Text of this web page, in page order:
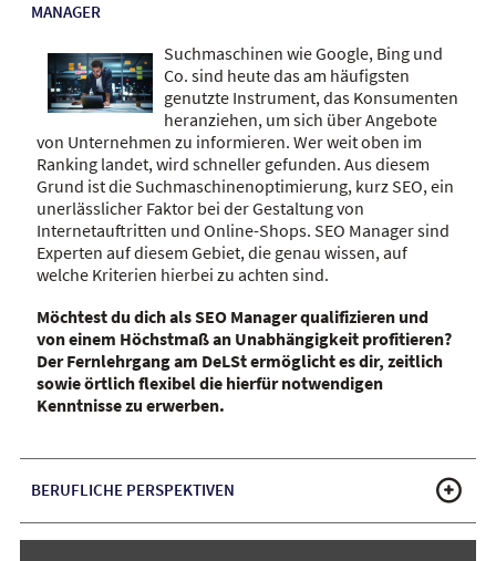
MANAGER
Suchmaschinen wie Google, Bing und
Co. sind heute das am häufigsten
genutzte Instrument, das Konsumenten
heranziehen, um sich über Angebote
von Unternehmen zu informieren. Wer weit oben im
Ranking landet, wird schneller gefunden. Aus diesem
Grund ist die Suchmaschinenoptimierung, kurz SEO, ein
unerlässlicher Faktor bei der Gestaltung von
Internetauftritten und Online-Shops. SEO Manager sind
Experten auf diesem Gebiet, die genau wissen, auf
welche Kriterien hierbei zu achten sind.
Möchtest du dich als SEO Manager qualifizieren und
von einem Höchstmaß an Unabhängigkeit profitieren?
Der Fernlehrgang am DeLSt ermöglicht es dir, zeitlich
sowie örtlich flexibel die hierfür notwendigen
Kenntnisse zu erwerben.
BERUFLICHE PERSPEKTIVEN